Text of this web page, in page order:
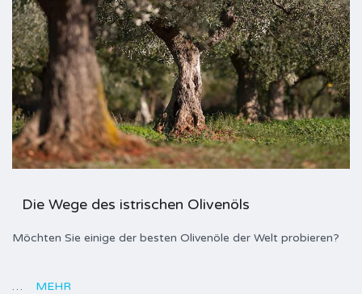
Die Wege des istrischen Olivenöls
Möchten Sie einige der besten Olivenöle der Welt probieren?
… MEHR